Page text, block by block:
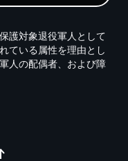
護対象退役軍人として
ている属性を理由とし
人の配偶者、および障